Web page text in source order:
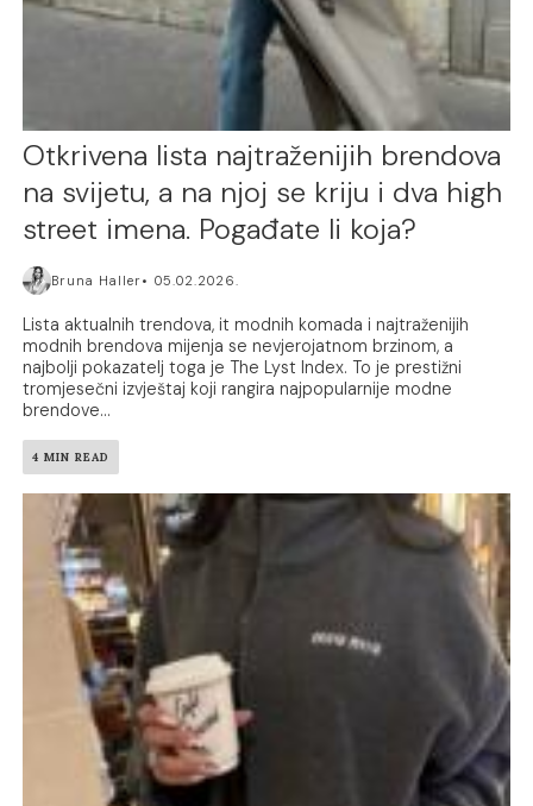
Otkrivena lista najtraženijih brendova
na svijetu, a na njoj se kriju i dva high
street imena. Pogađate li koja?
Bruna Haller 05.02.2026.
Lista aktualnih trendova, it modnih komada i najtraženijih
modnih brendova mijenja se nevjerojatnom brzinom, a
najbolji pokazatelj toga je The Lyst Index. To je prestižni
tromjesečni izvještaj koji rangira najpopularnije modne
brendove...
4 MIN READ